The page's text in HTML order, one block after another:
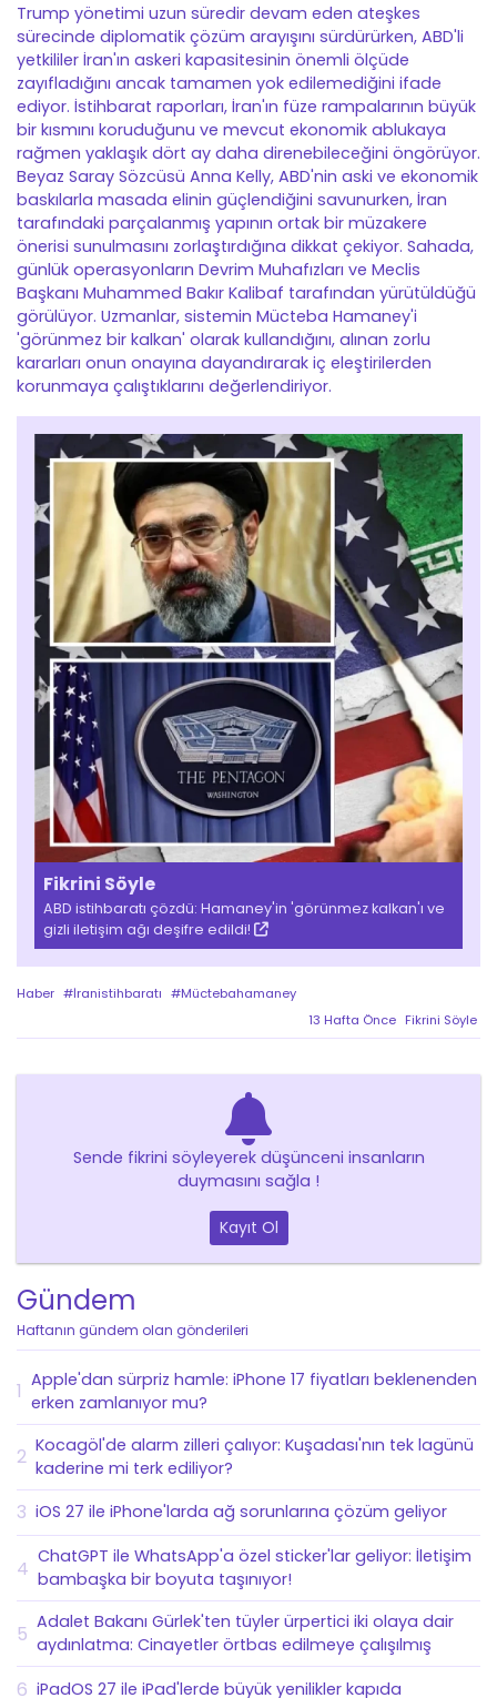
Gündem
Haftanın gündem olan gönderileri
1 Apple'dan sürpriz hamle: iPhone 17 fiyatları beklenenden
erken zamlanıyor mu?
2 Kocagöl'de alarm zilleri çalıyor: Kuşadası'nın tek lagünü
kaderine mi terk ediliyor?
3 iOS 27 ile iPhone'larda ağ sorunlarına çözüm geliyor
4 ChatGPT ile WhatsApp'a özel sticker'lar geliyor: İletişim
bambaşka bir boyuta taşınıyor!
5 Adalet Bakanı Gürlek'ten tüyler ürpertici iki olaya dair
aydınlatma: Cinayetler örtbas edilmeye çalışılmış
6 iPadOS 27 ile iPad'lerde büyük yenilikler kapıda
Trump yönetimi uzun süredir devam eden ateşkes
sürecinde diplomatik çözüm arayışını sürdürürken, ABD'li
yetkililer İran'ın askeri kapasitesinin önemli ölçüde
zayıfladığını ancak tamamen yok edilemediğini ifade
ediyor. İstihbarat raporları, İran'ın füze rampalarının büyük
bir kısmını koruduğunu ve mevcut ekonomik ablukaya
rağmen yaklaşık dört ay daha direnebileceğini öngörüyor.
Beyaz Saray Sözcüsü Anna Kelly, ABD'nin aski ve ekonomik
baskılarla masada elinin güçlendiğini savunurken, İran
tarafındaki parçalanmış yapının ortak bir müzakere
önerisi sunulmasını zorlaştırdığına dikkat çekiyor. Sahada,
günlük operasyonların Devrim Muhafızları ve Meclis
Başkanı Muhammed Bakır Kalibaf tarafından yürütüldüğü
görülüyor. Uzmanlar, sistemin Mücteba Hamaney'i
'görünmez bir kalkan' olarak kullandığını, alınan zorlu
kararları onun onayına dayandırarak iç eleştirilerden
korunmaya çalıştıklarını değerlendiriyor.
Fikrini Söyle
ABD istihbaratı çözdü: Hamaney'in 'görünmez kalkan'ı ve
gizli iletişim ağı deşifre edildi!
Haber #İranistihbaratı #Müctebahamaney
13 Hafta Önce Fikrini Söyle
Sende fikrini söyleyerek düşünceni insanların
duymasını sağla !
Kayıt Ol